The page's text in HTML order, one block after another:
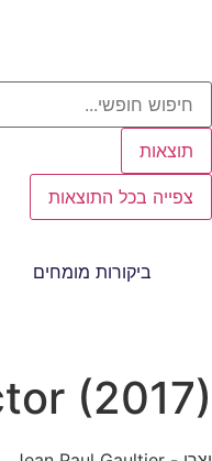
תוצאות
צפייה בכל התוצאות
ביקורות מומחים
(2017)